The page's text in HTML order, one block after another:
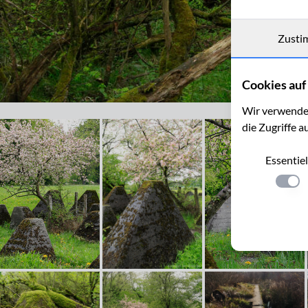
Westwallwanderweg bei Simmerath im NSG Kranzbach und
Cookies
Wir
die Zugriffe